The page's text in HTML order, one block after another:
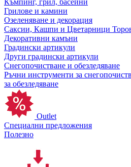
Къмпинг, грил, басейни
Грилове и камини
Озеленяване и декорация
Саксии, Кашпи и Цветарници
Декоративни камъни
Градински артикули
Други градински артикули
Снегопочистване и обезледяване
Ръчни инструменти за
за обезледяване
Outlet
Специални предложения
Полезно